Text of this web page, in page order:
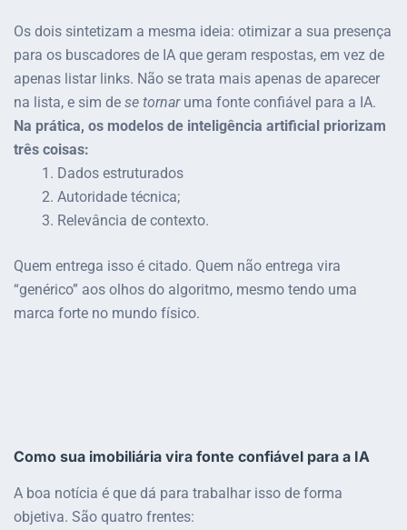
Os dois sintetizam a mesma ideia: otimizar a sua presença
para os buscadores de IA que geram respostas, em vez de
apenas listar links. Não se trata mais apenas de aparecer
na lista, e sim de se tornaruma fonte confiável para a IA.
Na prática, os modelos de inteligência artificial priorizam
três coisas:
Dados estruturados
Autoridade técnica;
Relevância de contexto.
Quem entrega isso é citado. Quem não entrega vira
“genérico” aos olhos do algoritmo, mesmo tendo uma
marca forte no mundo físico.
Como sua imobiliária vira fonte confiável para a IA
A boa notícia é que dá para trabalhar isso de forma
objetiva. São quatro frentes: